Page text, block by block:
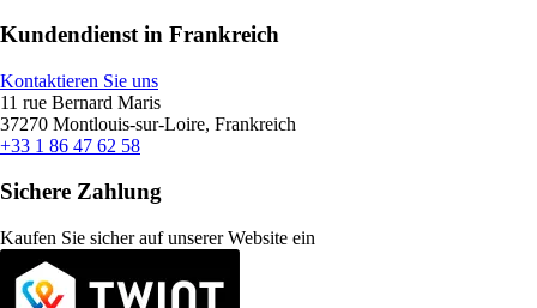
Kundendienst in Frankreich
Kontaktieren Sie uns
11 rue Bernard Maris
37270 Montlouis-sur-Loire, Frankreich
+33 1 86 47 62 58
Sichere Zahlung
Kaufen Sie sicher auf unserer Website ein